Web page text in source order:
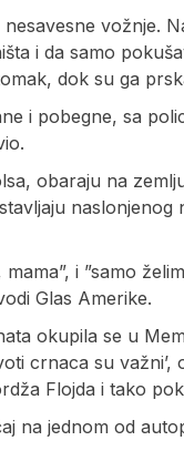
vožnje.
i da samo
dok su ga
i pobegne, sa
obaraju na
naslonjenog
i ”samo
Glas Amerike.
okupila se u
crnaca su važni’,
Flojda i tako
na jednom od